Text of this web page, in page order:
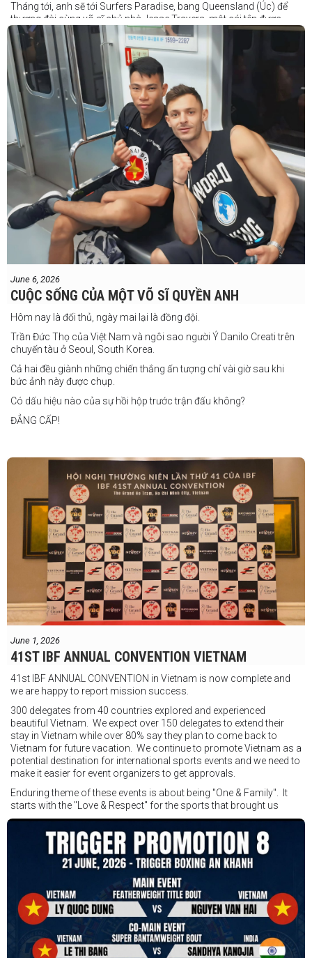
Tháng tới, anh sẽ tới Surfers Paradise, bang Queensland (Úc) để
thượng đài cùng võ sĩ chủ nhà Jesse Travers, một cái tên được
đánh giá là có thực lực nhưng vẫn chưa nhận được sự chú ý tương
xứng.
Travers sở hữu nền tảng nghiệp dư rất đáng nể và từ lâu đã được
xem là một võ sĩ giàu tiềm năng. Trong quá khứ, anh từng có những
trận đấu rất sít sao với các đối thủ chất lượng như Clay Waterman
và Steve Spark.
Sau bảy năm rời xa võ đài, Travers trở lại thi đấu vào tháng 4 năm
nay và ngay lập tức gây ấn tượng mạnh khi hạ gục Blake Payne
ngay trong hiệp đầu tiên. Giờ đây, anh sẽ hướng tới việc nối dài đà
thăng tiến đó khi đối đầu với vị khách đến từ Papua New Guinea.
Tuy nhiên, Laia không hề e ngại thử thách phía trước.
"Đây là cơ hội tuyệt vời để tôi bước thêm một bước trên con đường
sự nghiệp," Laia chia sẻ.
"Tôi sẽ tăng hạng cân để đấu với võ sĩ người Úc này, nhưng điều đó
không thành vấn đề vì trước đây tôi đã từng thi đấu ở hạng cân đó.
thắng. Sau trận đấu này, tôi cũng đã có
một trận đấu khác được lên lịch tại
Philippines
"Tôi biết mình bắt đầu sự nghiệp quyền Anh nhà nghề khá muộn, vì
vậy tôi phải trân trọng và nắm bắt mọi cơ hội đến với mình."
FIGHTS IN THE CITY
Được tổ chức bởi Jamie Myer Productions
Jesse Travers vs Fidelis Laia
Thông tin sự kiện:
Ngày: 18 tháng 7
Địa điểm: Mantra on View, Surfers Paradise, Queensland, Úc
June 6, 2026
CUỘC SỐNG CỦA MỘT VÕ SĨ QUYỀN ANH
Hôm nay là đối thủ, ngày mai lại là đồng đội.
Trần Đức Thọ của Việt Nam và ngôi sao người Ý Danilo Creati trên
chuyến tàu ở Seoul, South Korea.
Cả hai đều giành những chiến thắng ấn tượng chỉ vài giờ sau khi
bức ảnh này được chụp.
Có dấu hiệu nào của sự hồi hộp trước trận đấu không?
ĐẲNG CẤP!
June 1, 2026
41ST IBF ANNUAL CONVENTION VIETNAM
41st IBF ANNUAL CONVENTION in Vietnam is now complete and
we are happy to report mission success.
300 delegates from 40 countries explored and experienced
beautiful Vietnam. We expect over 150 delegates to extend their
stay in Vietnam while over 80% say they plan to come back to
Vietnam for future vacation. We continue to promote Vietnam as a
potential destination for international sports events and we need to
make it easier for event organizers to get approvals.
Enduring theme of these events is about being "One & Family". It
starts with the "Love & Respect" for the sports that brought us
together. To help each other get better, to share experiences, and
remembering that it is all about protecting the safety of the boxers
in and out of the ring. It is not about power over them but rather
power to serve, guide, advice, and respect the path they chose. We
strive to make it a little smoother and safer.
VBO is pleased to welcome
Vietnam Boxing Federation - VBF
to join the convention in the organizing committee. We are joining
hands to restart professional boxing in Vietnam. Stay stuned.
We will release more photos once IBF has had the chance to